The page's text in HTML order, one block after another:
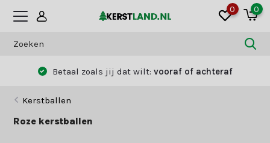
0 0
Betaal zoals jij dat wilt: vooraf of achteraf
Kerstballen
Roze kerstballen